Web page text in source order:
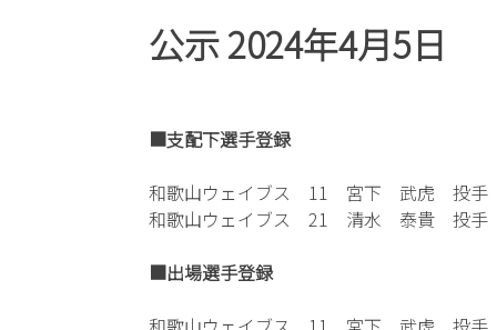
公示 2024年4月5日
■支配下選手登録
和歌山ウェイブス 11 宮下 武虎 投手
和歌山ウェイブス 21 清水 泰貴 投手
■出場選手登録